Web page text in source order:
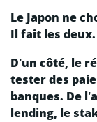
Le Japon ne
Il fait les deux.
D’un côté, le
tester des
banques. De
lending, le